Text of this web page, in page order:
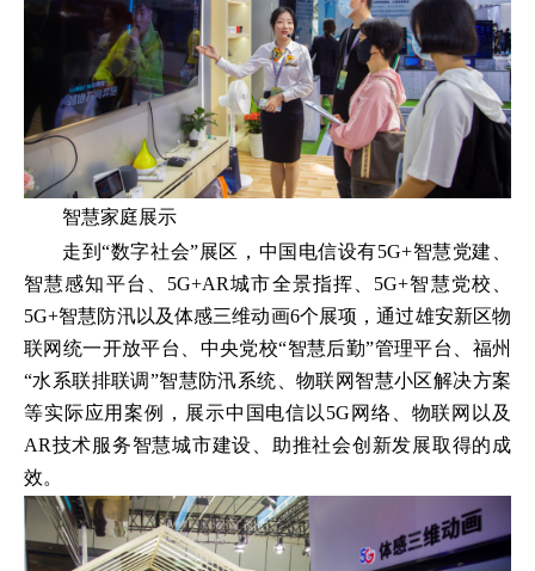
智慧家庭展示
走到“数字社会”展区，中国电信设有5G+智慧党建、
智慧感知平台、5G+AR城市全景指挥、5G+智慧党校、
5G+智慧防汛以及体感三维动画6个展项，通过雄安新区物
联网统一开放平台、中央党校“智慧后勤”管理平台、福州
“水系联排联调”智慧防汛系统、物联网智慧小区解决方案
等实际应用案例，展示中国电信以5G网络、物联网以及
AR技术服务智慧城市建设、助推社会创新发展取得的成
效。